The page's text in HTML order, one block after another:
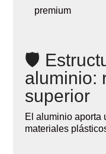
premium
🛡
aluminio:
superior
El aluminio aporta
materiales